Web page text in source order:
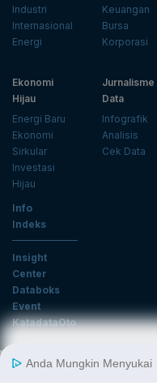
Industri
Internasional
Energi
Keuangan
Bursa
Korporasi
Ekonomi
Hijau
Energi Baru
Ekonomi
Sirkular
Investasi
Hijau
Jurnalisme
Data
Infografik
Analisis
Cek Data
Info
Indeks
Insight
Center
Databoks
Event
KatadataOto
Langganan Newsletter